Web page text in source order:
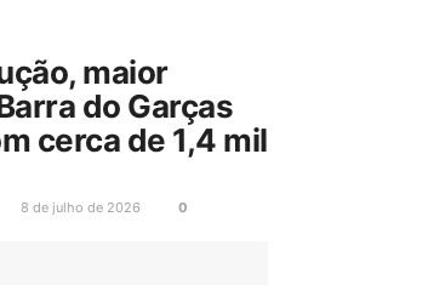
maior
do Garças
cerca de 1,4 mil
8 de julho de 2026 0